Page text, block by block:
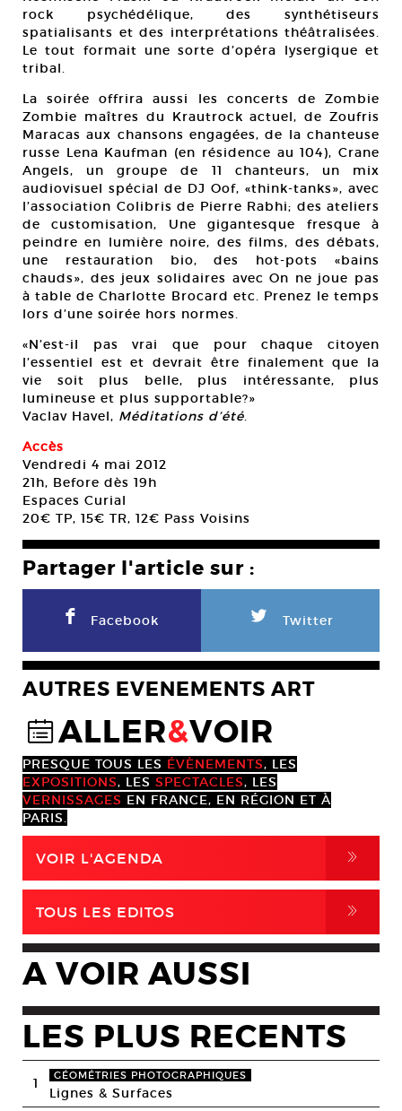
rock psychédélique, des synthétiseurs
spatialisants et des interprétations théâtralisées.
Le tout formait une sorte d’opéra lysergique et
tribal.
La soirée offrira aussi les concerts de Zombie
Zombie maîtres du Krautrock actuel, de Zoufris
Maracas aux chansons engagées, de la chanteuse
russe Lena Kaufman (en résidence au 104), Crane
Angels, un groupe de 11 chanteurs, un mix
audiovisuel spécial de DJ Oof, «think-tanks», avec
l’association Colibris de Pierre Rabhi; des ateliers
de customisation, Une gigantesque fresque à
peindre en lumière noire, des films, des débats,
une restauration bio, des hot-pots «bains
chauds», des jeux solidaires avec On ne joue pas
à table de Charlotte Brocard etc. Prenez le temps
lors d’une soirée hors normes.
«N’est-il pas vrai que pour chaque citoyen
l’essentiel est et devrait être finalement que la
vie soit plus belle, plus intéressante, plus
lumineuse et plus supportable?»
Vaclav Havel, Méditations d’été.
Accès
Vendredi 4 mai 2012
21h, Before dès 19h
Espaces Curial
20€ TP, 15€ TR, 12€ Pass Voisins
Partager l'article sur :
F Facebook L Twitter
AUTRES EVENEMENTS ART
@ALLER&VOIR
PRESQUE TOUS LES ÉVÈNEMENTS, LES
EXPOSITIONS, LES SPECTACLES, LES
VERNISSAGES EN FRANCE, EN RÉGION ET À
PARIS.
VOIR L'AGENDA ,
TOUS LES EDITOS ,
A VOIR AUSSI
LES PLUS RECENTS
1 GÉOMÉTRIES PHOTOGRAPHIQUES
Lignes & Surfaces